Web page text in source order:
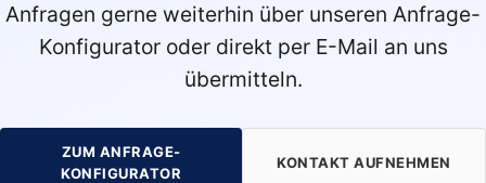
Anfragen gerne weiterhin über unseren Anfrage-
Konfigurator oder direkt per E-Mail an uns
übermitteln.
ZUM ANFRAGE-
KONFIGURATOR
KONTAKT AUFNEHMEN